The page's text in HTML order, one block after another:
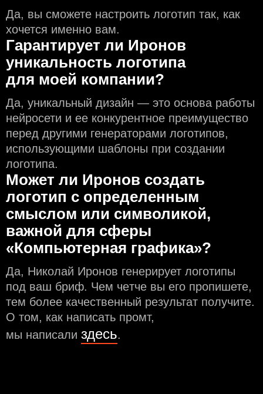
Да, вы сможете настроить логотип так, как
хочется именно вам.
Гарантирует ли Иронов
уникальность логотипа
для моей компании?
Да, уникальный дизайн — это основа работы
нейросети и еe конкурентное преимущество
перед другими генераторами логотипов,
использующими шаблоны при создании
логотипа.
Может ли Иронов создать
логотип с определeнным
смыслом или символикой,
важной для сферы
«Компьютерная графика»?
Да, Николай Иронов генерирует логотипы
под ваш бриф. Чем чeтче вы его пропишете,
тем более качественный результат получите.
О том, как написать промт,
мы написали здесь.